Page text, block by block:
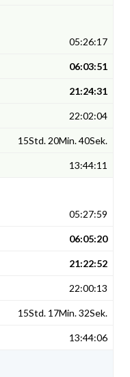
05:26:17
06:03:51
21:24:31
22:02:04
15Std. 20Min. 40Sek.
13:44:11
05:27:59
06:05:20
21:22:52
22:00:13
15Std. 17Min. 32Sek.
13:44:06